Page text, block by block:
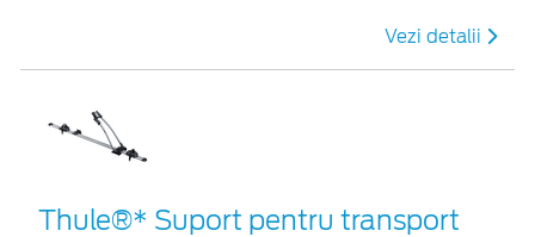
Vezi detalii
Thule®* Suport pentru transport